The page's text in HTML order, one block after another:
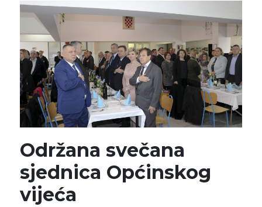
Održana svečana
sjednica Općinskog
vijeća